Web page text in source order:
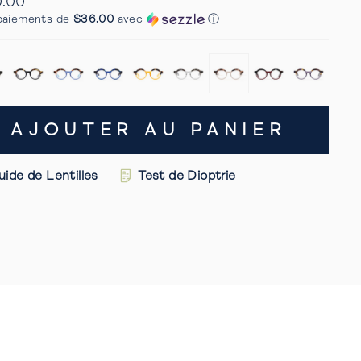
faire
avis
de $36.00 avec ⓘ
AJOUTER AU PANIER
de Lentilles Test de Dioptrie